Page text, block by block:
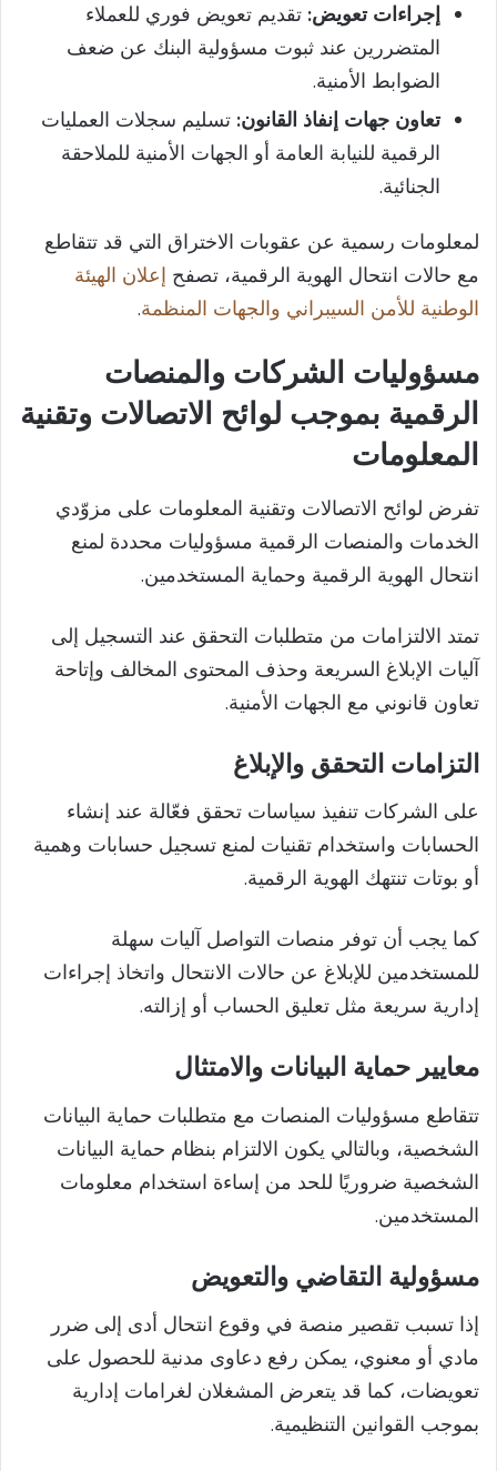
إجراءات تعويض: تقديم تعويض فوري للعملاء
المتضررين عند ثبوت مسؤولية البنك عن ضعف
الضوابط الأمنية.
تعاون جهات إنفاذ القانون: تسليم سجلات العمليات
الرقمية للنيابة العامة أو الجهات الأمنية للملاحقة
الجنائية.
لمعلومات رسمية عن عقوبات الاختراق التي قد تتقاطع
مع حالات انتحال الهوية الرقمية، تصفح إعلان الهيئة
الوطنية للأمن السيبراني والجهات المنظمة.
مسؤوليات الشركات والمنصات
الرقمية بموجب لوائح الاتصالات وتقنية
المعلومات
تفرض لوائح الاتصالات وتقنية المعلومات على مزوّدي
الخدمات والمنصات الرقمية مسؤوليات محددة لمنع
انتحال الهوية الرقمية وحماية المستخدمين.
تمتد الالتزامات من متطلبات التحقق عند التسجيل إلى
آليات الإبلاغ السريعة وحذف المحتوى المخالف وإتاحة
تعاون قانوني مع الجهات الأمنية.
التزامات التحقق والإبلاغ
على الشركات تنفيذ سياسات تحقق فعّالة عند إنشاء
الحسابات واستخدام تقنيات لمنع تسجيل حسابات وهمية
أو بوتات تنتهك الهوية الرقمية.
كما يجب أن توفر منصات التواصل آليات سهلة
للمستخدمين للإبلاغ عن حالات الانتحال واتخاذ إجراءات
إدارية سريعة مثل تعليق الحساب أو إزالته.
معايير حماية البيانات والامتثال
تتقاطع مسؤوليات المنصات مع متطلبات حماية البيانات
الشخصية، وبالتالي يكون الالتزام بنظام حماية البيانات
الشخصية ضروريًا للحد من إساءة استخدام معلومات
المستخدمين.
مسؤولية التقاضي والتعويض
إذا تسبب تقصير منصة في وقوع انتحال أدى إلى ضرر
مادي أو معنوي، يمكن رفع دعاوى مدنية للحصول على
تعويضات، كما قد يتعرض المشغلان لغرامات إدارية
بموجب القوانين التنظيمية.